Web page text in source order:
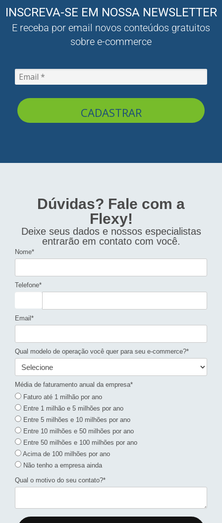
INSCREVA-SE EM NOSSA NEWSLETTER
E receba por email novos conteúdos gratuitos
sobre e-commerce
CADASTRAR
Dúvidas? Fale com a
Flexy!
Deixe seus dados e nossos especialistas
entrarão em contato com você.
Nome*
Telefone*
Email*
Qual modelo de operação você quer para seu e-commerce?*
Média de faturamento anual da empresa*
Faturo até 1 milhão por ano
Entre 1 milhão e 5 milhões por ano
Entre 5 milhões e 10 milhões por ano
Entre 10 milhões e 50 milhões por ano
Entre 50 milhões e 100 milhões por ano
Acima de 100 milhões por ano
Não tenho a empresa ainda
Qual o motivo do seu contato?*